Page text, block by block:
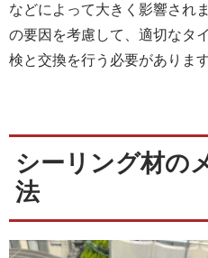
などによって大きく影響され
の要因を考慮して、適切なタ
検と交換を行う必要があります
シーリング材の
法